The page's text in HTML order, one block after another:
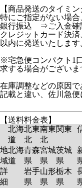
【商品発送のタイミン
特にご指定がない場合
銀行振込 ⇒ご入金確
クレジットカード決
以内に発送いたします
※宅急便コンパクト1
求する場合がございま
在庫調整などの原因
記載と違い、佐川急便
【送料料金表】
北海
道
北東
北
南東
北
関東
地
域
詳
細
北海
道
青森
県
岩手
県
宮城
県
山形
県
茨城
県
栃木
県